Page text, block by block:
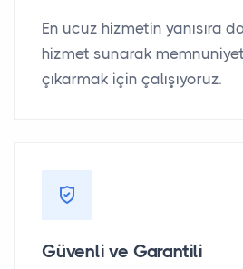
En ucuz hizmetin yanısıra
hizmet sunarak memnuniyet
çıkarmak için çalışıyoruz.
Güvenli ve Garantili